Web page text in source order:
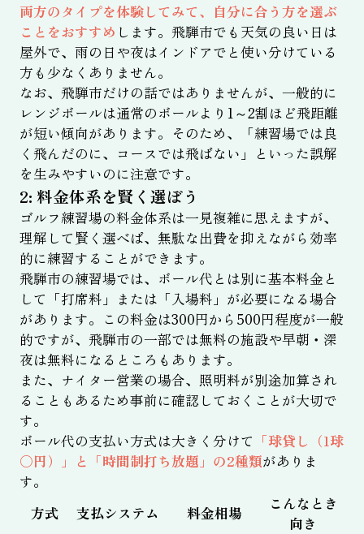
両方のタイプを体験してみて、自分に合う方を選ぶ
ことをおすすめ します。飛騨市でも天気の良い日は
屋外で、雨の日や夜はインドアでと使い分けている
方も少なくありません。
なお、飛騨市だけの話ではありませんが、一般的に
レンジボールは通常のボールより1～2割ほど飛距離
が短い傾向があります。そのため、「練習場では良
く飛んだのに、コースでは飛ばない」といった誤解
を生みやすいのに注意です。
2: 料金体系を賢く選ぼう
ゴルフ練習場の料金体系は一見複雑に思えますが、
理解して賢く選べば、無駄な出費を抑えながら効率
的に練習することができます。
飛騨市の練習場では、ボール代とは別に基本料金と
して「打席料」または「入場料」が必要になる場合
があります。この料金は300円から500円程度が一般
的ですが、飛騨市の一部では無料の施設や早朝・深
夜は無料になるところもあります。
また、ナイター営業の場合、照明料が別途加算され
ることもあるため事前に確認しておくことが大切で
す。
ボール代の支払い方式は大きく分けて 「球貸し（1球
〇円）」と「時間制打ち放題」の2種類がありま
す。
方式
支払システム 料金相場
こんなとき
向き